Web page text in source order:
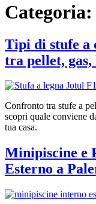
Categoria:
Tipi di stufe a
tra pellet,
Confronto tra stufe a
scopri quale conviene
tua casa.
Minipiscine e
Esterno a